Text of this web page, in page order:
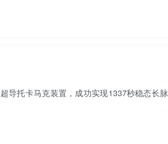
托卡马克装置，成功实现1337秒稳态长脉